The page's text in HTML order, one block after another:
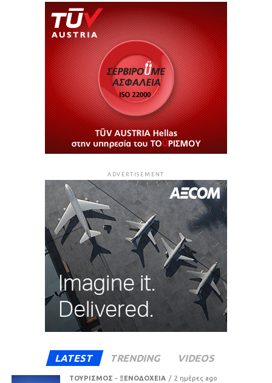
ADVERTISEMENT
LATEST TRENDING VIDEOS
ΤΟΥΡΙΣΜΟΣ - ΞΕΝΟΔΟΧΕΙΑ 2 ημέρες ago